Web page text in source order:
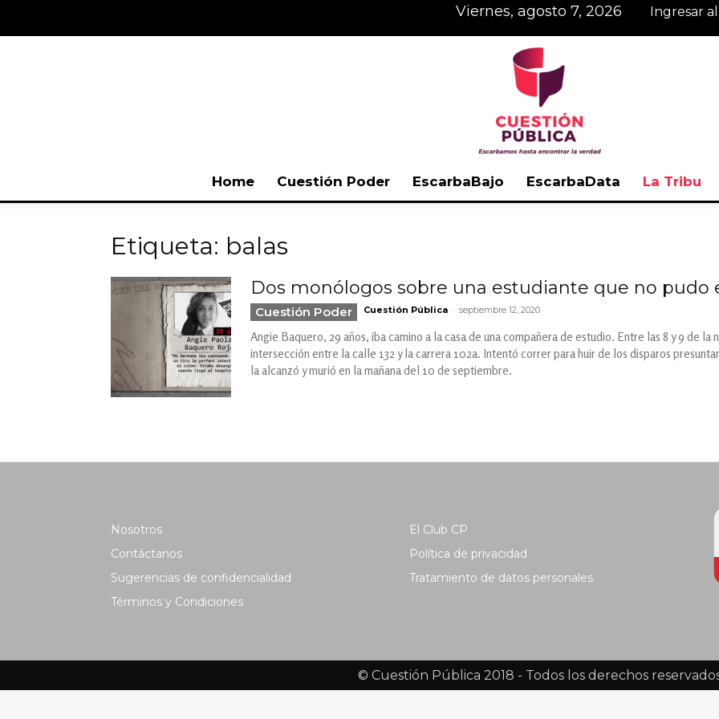
viernes, agosto 7, 2026 Ingresar
Home Cuestión Poder EscarbaBajo EscarbaData La Tribu
Etiqueta: balas
Dos monólogos sobre una estudiante que no pudo
Cuestión Poder Cuestión Pública - septiembre 12, 2020
Angie Baquero, 29 años, iba camino a la casa de una compañera de estudio. Entre las 8 y 9 de
intersección entre la calle 132 y la carrera 102a. Intentó correr para huir de los disparos
la alcanzó y murió en la mañana del 10 de septiembre.
Nosotros
Contáctanos
Sugerencias de confidencialidad
Términos y Condiciones
El Club CP
Política de privacidad
Tratamiento de datos personales
© Cuestión Pública 2018 - Todos los derechos